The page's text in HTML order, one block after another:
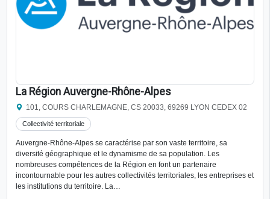
La Région Auvergne-Rhône-Alpes
101, COURS CHARLEMAGNE, CS 20033, 69269 LYON CEDEX 02
Collectivité territoriale
Auvergne-Rhône-Alpes se caractérise par son vaste territoire, sa
diversité géographique et le dynamisme de sa population. Les
nombreuses compétences de la Région en font un partenaire
incontournable pour les autres collectivités territoriales, les entreprises et
les institutions du territoire. La…